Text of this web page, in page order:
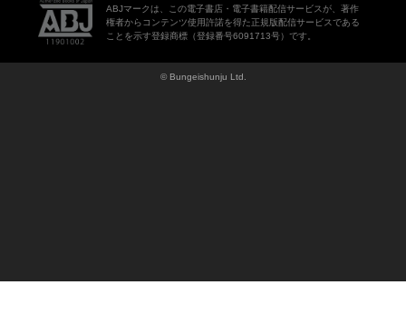
ABJマークは、この電子書店・電子書籍配信サービスが、著作
権者からコンテンツ使用許諾を得た正規版配信サービスである
ことを示す登録商標（登録番号6091713号）です。
© Bungeishunju Ltd.